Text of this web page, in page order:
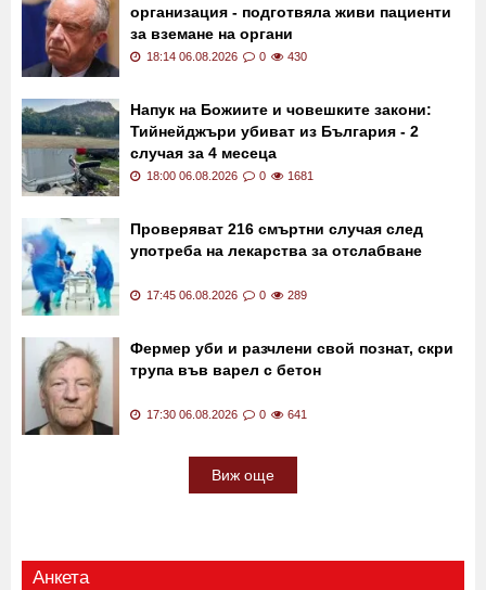
организация - подготвяла живи пациенти
за вземане на органи
18:14 06.08.2026 0 430
Напук на Божиите и човешките закони:
Тийнейджъри убиват из България - 2
случая за 4 месеца
18:00 06.08.2026 0 1681
Проверяват 216 смъртни случая след
употреба на лекарства за отслабване
17:45 06.08.2026 0 289
Фермер уби и разчлени свой познат, скри
трупа във варел с бетон
17:30 06.08.2026 0 641
Виж още
Анкета